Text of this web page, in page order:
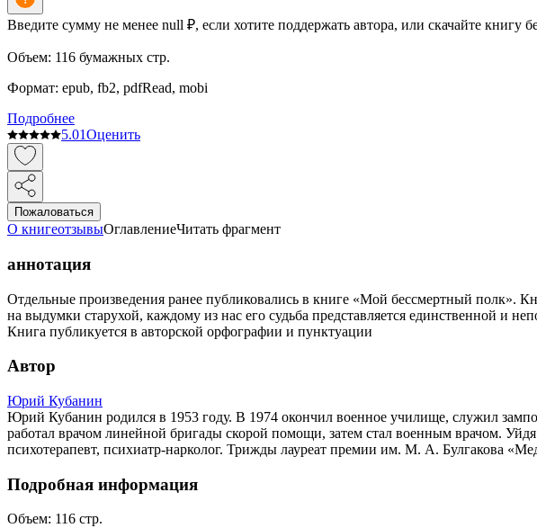
Введите сумму не менее null ₽, если хотите поддержать автора, или скачайте книгу
Объем: 116 бумажных стр.
Формат: epub, fb2, pdfRead, mobi
Подробнее
5.01Оценить
Пожаловаться
О книгеотзывыОглавлениеЧитать фрагмент
аннотация
Отдельные произведения ранее публиковались в книге «Мой бессмертный полк».
на выдумки старухой, каждому из нас его судьба представляется единственной и
Книга публикуется в авторской орфографии и пунктуации
Автор
Юрий Кубанин
Юрий Кубанин родился в 1953 году. В 1974 окончил военное училище, служил
работал врачом линейной бригады скорой помощи, затем стал военным врачом.
психотерапевт, психиатр-нарколог. Трижды лауреат премии им. М. А. Булгакова
Подробная информация
Объем: 116 стр.